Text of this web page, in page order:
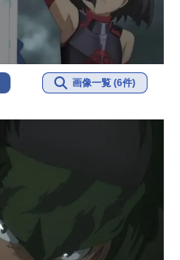
画像一覧 (6件)